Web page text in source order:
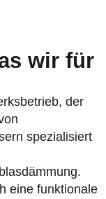
wir für
der
spezialisiert
eine funktionale